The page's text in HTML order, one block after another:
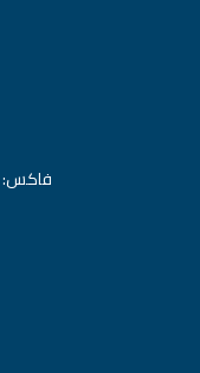
فاكس: (00967 (1) 530630/